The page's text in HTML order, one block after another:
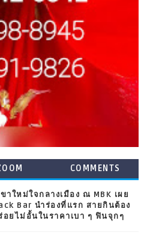
COMMENTS
าใหม่ใจกลางเมือง ณ MBK เผย
Bar นำร่องที่แรก สายกินต้อง
ยไม่อั้นในราคาเบา ๆ ฟินจุกๆ